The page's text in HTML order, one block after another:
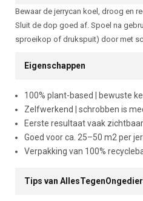
Bewaar de jerrycan koel, droog en
Sluit de dop goed af. Spoel na
sproeikop of drukspuit) door met
Eigenschappen
100% plant-based | bewuste
Zelfwerkend | schrobben is
Eerste resultaat vaak
Goed voor ca. 25–50 m2 per
Verpakking van 100%
Tips van